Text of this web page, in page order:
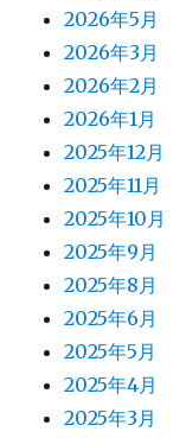
2026年5月
2026年3月
2026年2月
2026年1月
2025年12月
2025年11月
2025年10月
2025年9月
2025年8月
2025年6月
2025年5月
2025年4月
2025年3月